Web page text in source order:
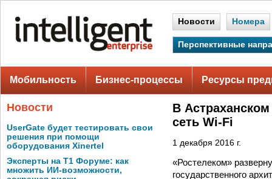
Новости Номера
Перспективные
Мобильность Бизнес-процессы Ресурсы
Новости
UserGate будет тестировать свои
решения при помощи
оборудования Xinertel
Эксперты на Т1 Форуме: как
множить ИИ-возможности,
В Астраханском
сеть Wi-Fi
1 декабря 2016 г.
«Ростелеком»
государственного